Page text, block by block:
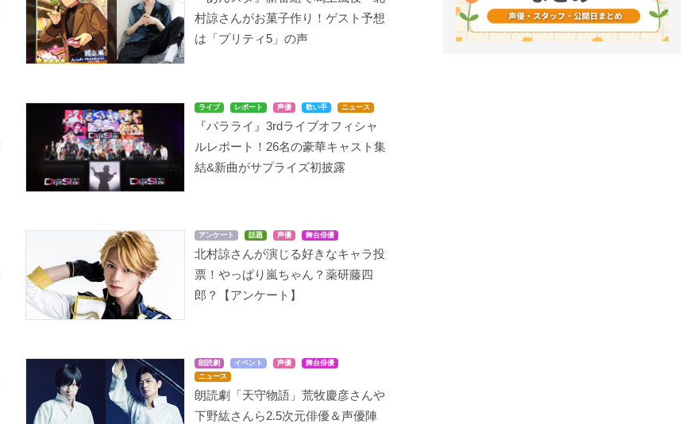
村諒さんがお菓子作り！ゲスト予想
は「プリティ5」の声
ライブ レポート 声優 歌い手 ニュース
『パラライ』3rdライブオフィシャ
ルレポート！26名の豪華キャスト集
結&新曲がサプライズ初披露
アンケート 話題 声優 舞台俳優
北村諒さんが演じる好きなキャラ投
票！やっぱり嵐ちゃん？薬研藤四
郎？【アンケート】
朗読劇 イベント 声優
舞台俳優
ニュース
朗読劇「天守物語」荒牧慶彦さんや
下野紘さんら2.5次元俳優＆声優陣